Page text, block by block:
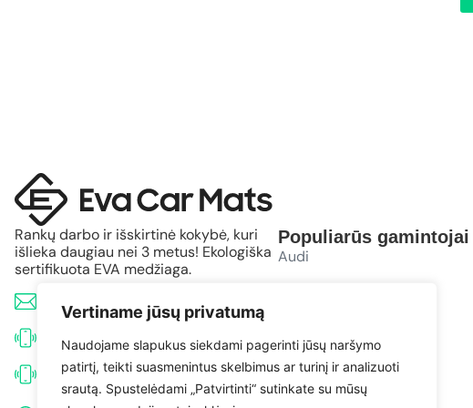
Vertiname jūsų privatumą
Naudojame slapukus siekdami pagerinti jūsų naršymo
patirtį, teikti suasmenintus skelbimus ar turinį ir analizuoti
srautą. Spustelėdami „Patvirtinti“ sutinkate su mūsų
Rankų darbo ir išskirtinė kokybė, kuri
išlieka daugiau nei 3 metus! Ekologiška
sertifikuota EVA medžiaga.
info@evacarmats.com
+370 633 71191
+370 638 52691
Populiarūs gamintojai
Audi
Volkswagen